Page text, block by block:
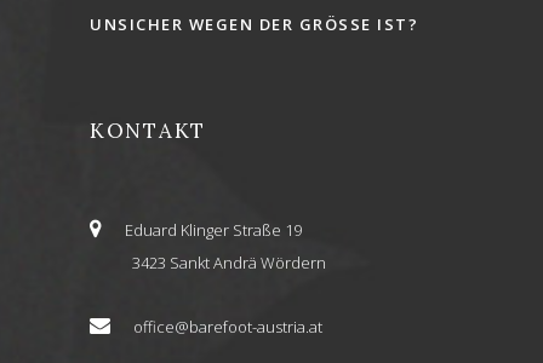
UNSICHER WEGEN DER GRÖSSE IST?
KONTAKT
Eduard Klinger Straße 19
3423 Sankt Andrä Wördern
office@barefoot-austria.at